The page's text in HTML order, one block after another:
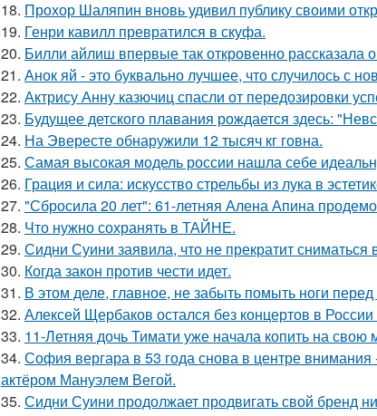
18. Прохор Шаляпин вновь удивил публику своими
19. Генри кавилл превратился в скуфа.
20. Билли айлиш впервые так откровенно рассказала
21. Анок яй - это буквально лучшее, что случилось с
22. Актрису Анну казючиц спасли от передозировки
23. Будущее детского плавания рождается здесь:
24. На Эвересте обнаружили 12 тысяч кг говна.
25. Самая высокая модель россии нашла себе
26. Грация и сила: искусство стрельбы из лука в
27. "Сбросила 20 лет": 61-летняя Алена Апина
28. Что нужно сохранять в ТАЙНЕ.
29. Сидни Суини заявила, что не прекратит сниматься
30. Когда закон против чести идет.
31. В этом деле, главное, не забыть помыть ноги
32. Алексей Щербаков остался без концертов в
33. 11-Летняя дочь Тимати уже начала копить на свою
34. София вергара в 53 года снова в центре внимания
актёром Мануэлем Вегой.
35. Сидни Суини продолжает продвигать свой бренд